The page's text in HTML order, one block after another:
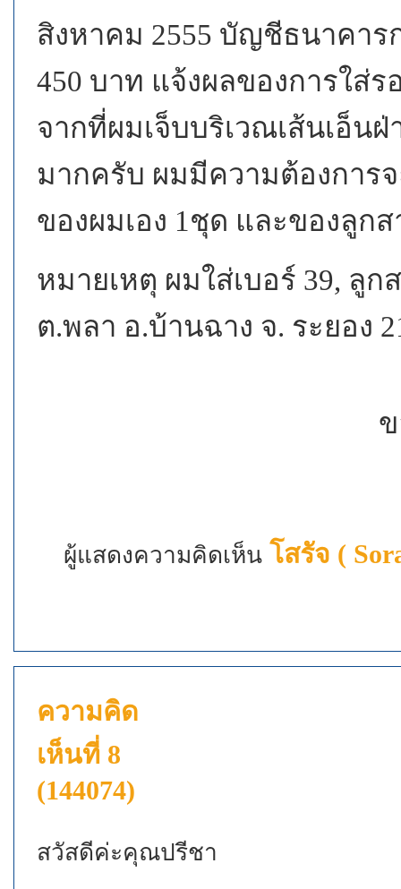
สิงหาคม 2555 บัญชีธนาคาร
450 บาท แจ้งผลของการใส่
จากที่ผมเจ็บบริเวณเส้นเอ็น
มากครับ ผมมีความต้องการ
ของผมเอง 1ชุด และของลูก
หมายเหตุ ผมใส่เบอร์ 39, ลูก
ต.พลา อ.บ้านฉาง จ. ระยอง
ผู้แสดงความคิดเห็น โสรัจ (
ความคิด
เห็นที่ 8
(144074)
สวัสดีค่ะคุณปรีชา